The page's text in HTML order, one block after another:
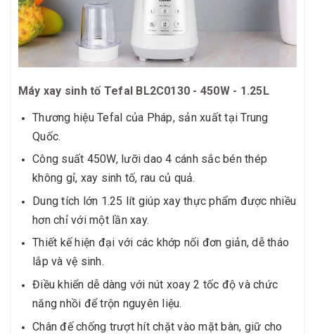
Máy xay sinh tố Tefal BL2C0130 - 450W - 1.25L
Thương hiệu Tefal của Pháp, sản xuất tại Trung
Quốc.
Công suất 450W, lưỡi dao 4 cánh sắc bén thép
không gỉ, xay sinh tố, rau củ quả.
Dung tích lớn 1.25 lít giúp xay thực phẩm được nhiều
hơn chỉ với một lần xay.
Thiết kế hiện đại với các khớp nối đơn giản, dễ tháo
lắp và vệ sinh.
Điều khiển dễ dàng với nút xoay 2 tốc độ và chức
năng nhồi để trộn nguyên liệu.
Chân đế chống trượt hít chặt vào mặt bàn, giữ cho